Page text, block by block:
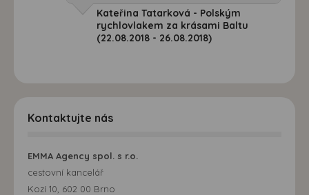
Kateřina Tatarková - Polským
rychlovlakem za krásami Baltu
(22.08.2018 - 26.08.2018)
Kontaktujte nás
EMMA Agency spol. s r.o.
cestovní kancelář
Kozí 10, 602 00 Brno